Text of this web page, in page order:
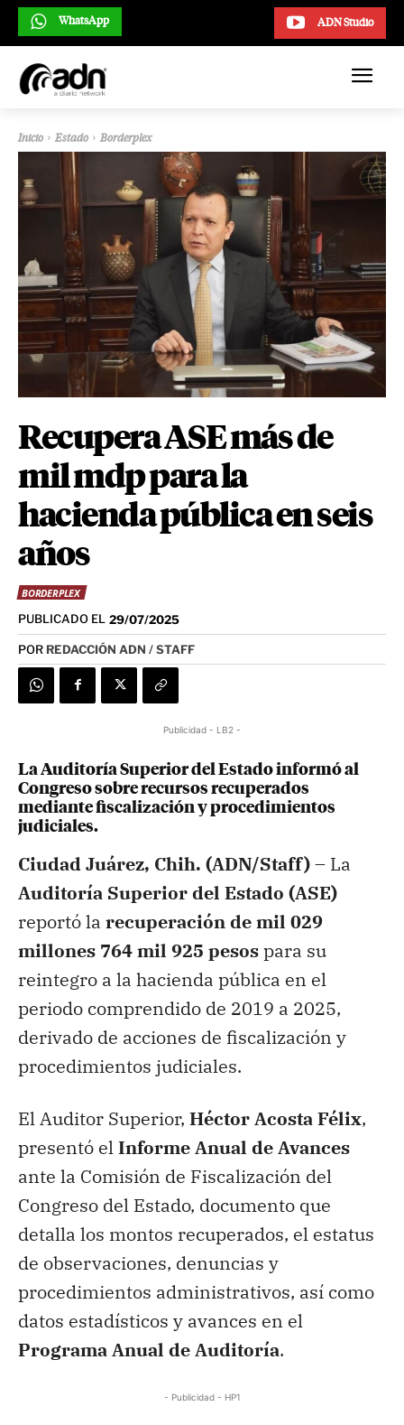
ADN Studio
WhatsApp
Inicio Estado Borderplex
Recupera ASE más de
mil mdp para la
hacienda pública en seis
años
BORDERPLEX
PUBLICADO EL 29/07/2025
POR REDACCIÓN ADN / STAFF
Publicidad - LB2 -
La Auditoría Superior del Estado informó al
Congreso sobre recursos recuperados
mediante fiscalización y procedimientos
judiciales.
Ciudad Juárez, Chih. (ADN/Staff) – La
Auditoría Superior del Estado (ASE)
reportó la recuperación de mil 029
millones 764 mil 925 pesospara su
reintegro a la hacienda pública en el
periodo comprendido de 2019 a 2025,
derivado de acciones de fiscalización y
procedimientos judiciales.
El Auditor Superior, Héctor Acosta Félix,
presentó elInforme Anual de Avances
ante la Comisión de Fiscalización del
Congreso del Estado, documento que
detalla los montos recuperados, el estatus
de observaciones, denuncias y
procedimientos administrativos, así como
datos estadísticos y avances en el
Programa Anual de Auditoría.
- Publicidad - HP1